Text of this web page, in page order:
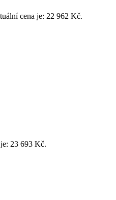
cena je: 22 962 Kč.
23 693 Kč.